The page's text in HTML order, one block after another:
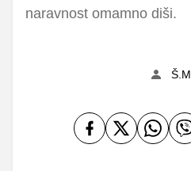
naravnost omamno diši.
Š.M.